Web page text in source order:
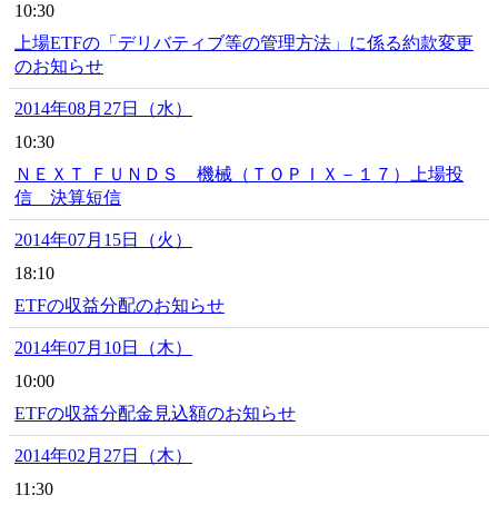
10:30
上場ETFの「デリバティブ等の管理方法」に係る約款変更
のお知らせ
2014年08月27日（水）
10:30
ＮＥＸＴ ＦＵＮＤＳ 機械（ＴＯＰＩＸ－１７）上場投
信 決算短信
2014年07月15日（火）
18:10
ETFの収益分配のお知らせ
2014年07月10日（木）
10:00
ETFの収益分配金見込額のお知らせ
2014年02月27日（木）
11:30